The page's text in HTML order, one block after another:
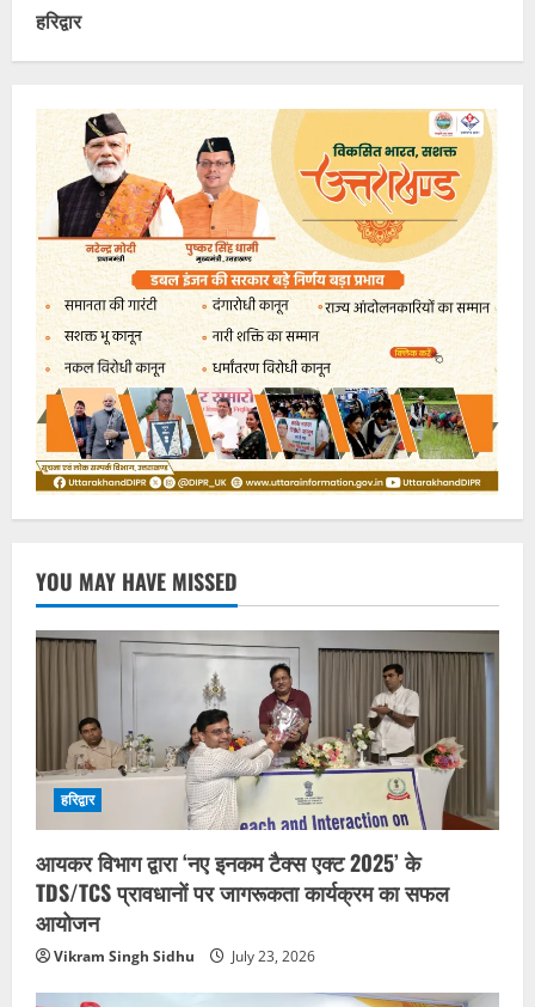
हरिद्वार
YOU MAY HAVE MISSED
हरिद्वार
आयकर विभाग द्वारा ‘नए इनकम टैक्स एक्ट 2025’ के
TDS/TCS प्रावधानों पर जागरूकता कार्यक्रम का सफल
आयोजन
Vikram Singh Sidhu July 23, 2026